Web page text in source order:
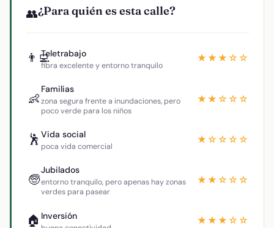
👥¿Para quién es esta calle?
👨‍💻Teletrabajo
fibra excelente y entorno tranquilo
★★★☆☆
👶
Familias
zona segura frente a inundaciones, pero
poco verde para los niños
★★☆☆☆
🕺 Vida social
poca vida comercial
★☆☆☆☆
🧓
Jubilados
entorno tranquilo, pero apenas hay zonas
verdes para pasear
★★☆☆☆
🏠 Inversión ★★★☆☆